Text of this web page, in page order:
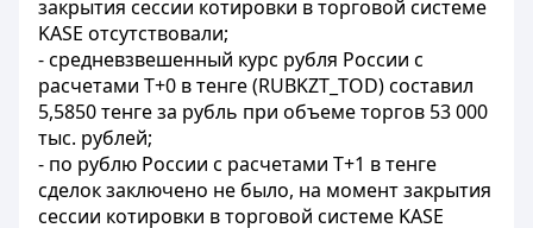
закрытия сессии котировки в торговой системе
KASE отсутствовали;
- средневзвешенный курс рубля России с
расчетами T+0 в тенге (RUBKZT_TOD) составил
5,5850 тенге за рубль при объеме торгов 53 000
тыс. рублей;
- по рублю России с расчетами T+1 в тенге
сделок заключено не было, на момент закрытия
сессии котировки в торговой системе KASE